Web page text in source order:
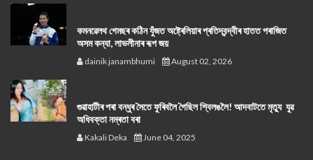
কমনৱেলথ গেমছৰ কঠিন যুঁজত অষ্ট্ৰেলিয়াৰ প্ৰতিদ্বন্দ্বীৰ হাতত পৰাজিত
অসম কন্যা, লাভলীনাৰ ৰূপ জয়
dainik janambhumi August 02, 2026
গুৱাহাটীৰ পৰা বন্ধুৰ সৈতে ফুৰিবলৈ গৈছিল শ্বিলঙলৈ! আদবাটতে মৃত্যু যুৱ
অধিবক্তা নম্ৰতা বৰা
Kakali Deka June 04, 2025